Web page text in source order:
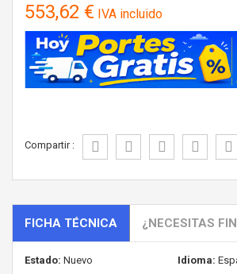
553,62 € IVA incluido
Compartir :
FICHA TÉCNICA ¿NECESITAS
Estado: Nuevo Idioma: